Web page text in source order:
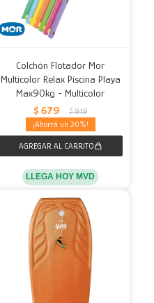
Colchón Flotador Mor
Multicolor Relax Piscina Playa
Max90kg - Multicolor
$ 679 $ 849
20
LLEGA HOY MVD